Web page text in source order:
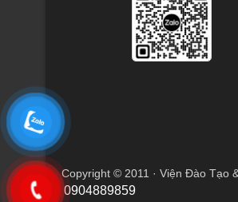
0904889859
Copyright © 2011 · Viện Đào Tạo